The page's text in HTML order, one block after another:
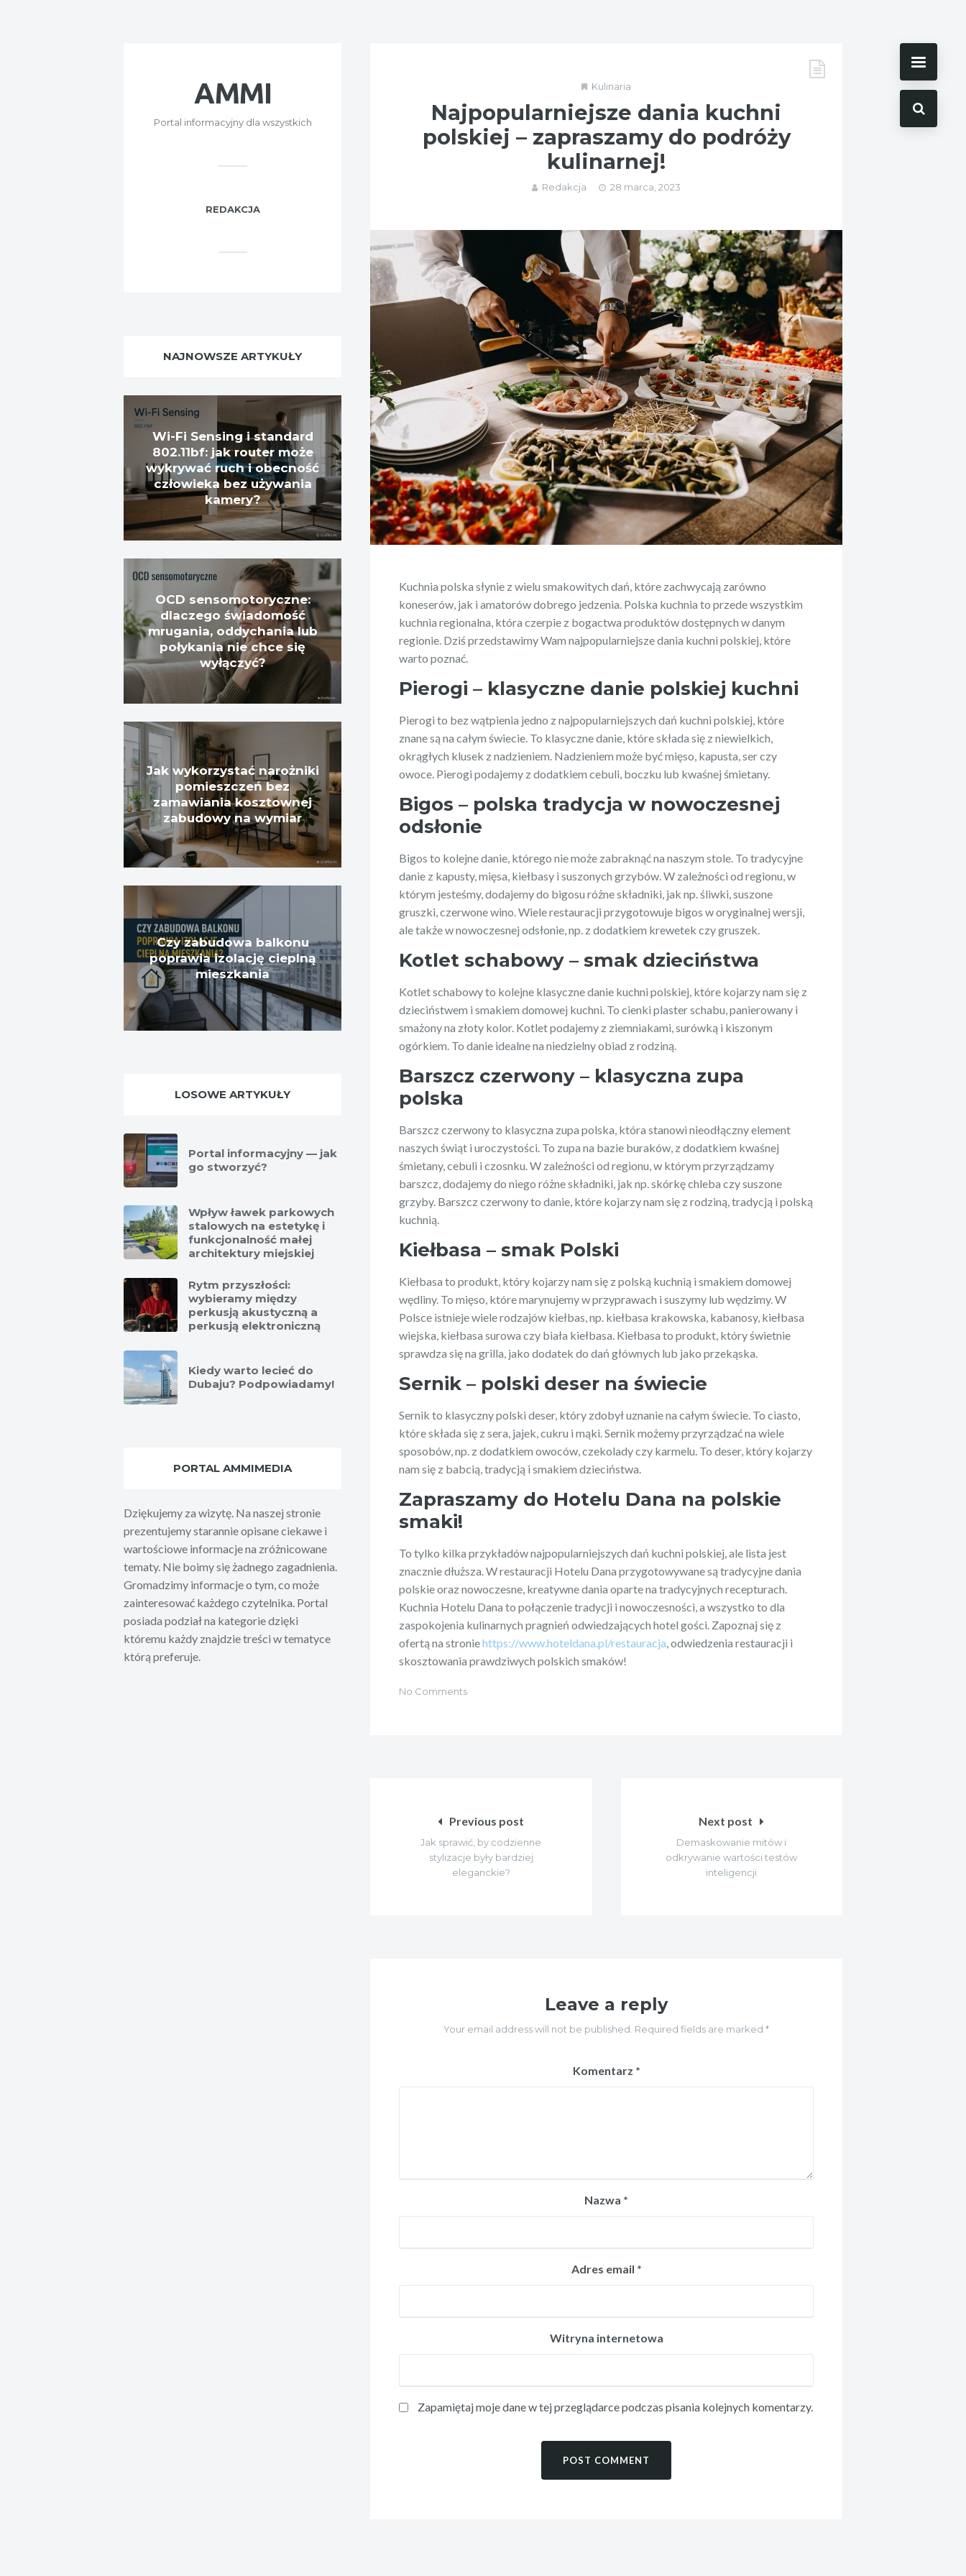
Kulinaria
Najpopularniejsze dania kuchni
polskiej – zapraszamy do podróży
kulinarnej!
Redakcja 28 marca, 2023
Kuchnia polska słynie z wielu smakowitych dań, które zachwycają zarówno
koneserów, jak i amatorów dobrego jedzenia. Polska kuchnia to przede wszystkim
kuchnia regionalna, która czerpie z bogactwa produktów dostępnych w danym
regionie. Dziś przedstawimy Wam najpopularniejsze dania kuchni polskiej, które
warto poznać.
Pierogi – klasyczne danie polskiej kuchni
Pierogi to bez wątpienia jedno z najpopularniejszych dań kuchni polskiej, które
znane są na całym świecie. To klasyczne danie, które składa się z niewielkich,
okrągłych klusek z nadzieniem. Nadzieniem może być mięso, kapusta, ser czy
owoce. Pierogi podajemy z dodatkiem cebuli, boczku lub kwaśnej śmietany.
Bigos – polska tradycja w nowoczesnej
odsłonie
Bigos to kolejne danie, którego nie może zabraknąć na naszym stole. To tradycyjne
danie z kapusty, mięsa, kiełbasy i suszonych grzybów. W zależności od regionu, w
którym jesteśmy, dodajemy do bigosu różne składniki, jak np. śliwki, suszone
gruszki, czerwone wino. Wiele restauracji przygotowuje bigos w oryginalnej wersji,
ale także w nowoczesnej odsłonie, np. z dodatkiem krewetek czy gruszek.
Kotlet schabowy – smak dzieciństwa
Kotlet schabowy to kolejne klasyczne danie kuchni polskiej, które kojarzy nam się z
dzieciństwem i smakiem domowej kuchni. To cienki plaster schabu, panierowany i
smażony na złoty kolor. Kotlet podajemy z ziemniakami, surówką i kiszonym
ogórkiem. To danie idealne na niedzielny obiad z rodziną.
Barszcz czerwony – klasyczna zupa
polska
Barszcz czerwony to klasyczna zupa polska, która stanowi nieodłączny element
naszych świąt i uroczystości. To zupa na bazie buraków, z dodatkiem kwaśnej
śmietany, cebuli i czosnku. W zależności od regionu, w którym przyrządzamy
barszcz, dodajemy do niego różne składniki, jak np. skórkę chleba czy suszone
grzyby. Barszcz czerwony to danie, które kojarzy nam się z rodziną, tradycją i polską
kuchnią.
Kiełbasa – smak Polski
Kiełbasa to produkt, który kojarzy nam się z polską kuchnią i smakiem domowej
wędliny. To mięso, które marynujemy w przyprawach i suszymy lub wędzimy. W
Polsce istnieje wiele rodzajów kiełbas, np. kiełbasa krakowska, kabanosy, kiełbasa
wiejska, kiełbasa surowa czy biała kiełbasa. Kiełbasa to produkt, który świetnie
sprawdza się na grilla, jako dodatek do dań głównych lub jako przekąska.
Sernik – polski deser na świecie
Sernik to klasyczny polski deser, który zdobył uznanie na całym świecie. To ciasto,
które składa się z sera, jajek, cukru i mąki. Sernik możemy przyrządzać na wiele
sposobów, np. z dodatkiem owoców, czekolady czy karmelu. To deser, który kojarzy
nam się z babcią, tradycją i smakiem dzieciństwa.
Zapraszamy do Hotelu Dana na polskie
smaki!
To tylko kilka przykładów najpopularniejszych dań kuchni polskiej, ale lista jest
znacznie dłuższa. W restauracji Hotelu Dana przygotowywane są tradycyjne dania
polskie oraz nowoczesne, kreatywne dania oparte na tradycyjnych recepturach.
Kuchnia Hotelu Dana to połączenie tradycji i nowoczesności, a wszystko to dla
zaspokojenia kulinarnych pragnień odwiedzających hotel gości. Zapoznaj się z
ofertą na stroniehttps://www.hoteldana.pl/restauracja , odwiedzenia restauracji i
skosztowania prawdziwych polskich smaków!
No Comments
Previous post
Jak sprawić, by codzienne
stylizacje były bardziej
eleganckie?
Next post
Demaskowanie mitów i
odkrywanie wartości testów
inteligencji
Leave a reply
Your email address will not be published. Required fields are marked *
Komentarz *
Nazwa *
Adres email *
Witryna internetowa
Zapamiętaj moje dane w tej przeglądarce podczas pisania kolejnych komentarzy.
AMMI
Portal informacyjny dla wszystkich
REDAKCJA
NAJNOWSZE ARTYKUŁY
Wi-Fi Sensing i standard
802.11bf: jak router może
wykrywać ruch i obecność
człowieka bez używania
kamery?
OCD sensomotoryczne:
dlaczego świadomość
mrugania, oddychania lub
połykania nie chce się
wyłączyć?
Jak wykorzystać narożniki
pomieszczeń bez
zamawiania kosztownej
zabudowy na wymiar
Czy zabudowa balkonu
poprawia izolację cieplną
mieszkania
LOSOWE ARTYKUŁY
Portal informacyjny — jak
go stworzyć?
Wpływ ławek parkowych
stalowych na estetykę i
funkcjonalność małej
architektury miejskiej
Rytm przyszłości:
wybieramy między
perkusją akustyczną a
perkusją elektroniczną
Kiedy warto lecieć do
Dubaju? Podpowiadamy!
PORTAL AMMIMEDIA
Dziękujemy za wizytę. Na naszej stronie
prezentujemy starannie opisane ciekawe i
wartościowe informacje na zróżnicowane
tematy. Nie boimy się żadnego zagadnienia.
Gromadzimy informacje o tym, co może
zainteresować każdego czytelnika. Portal
posiada podział na kategorie dzięki
któremu każdy znajdzie treści w tematyce
którą preferuje.